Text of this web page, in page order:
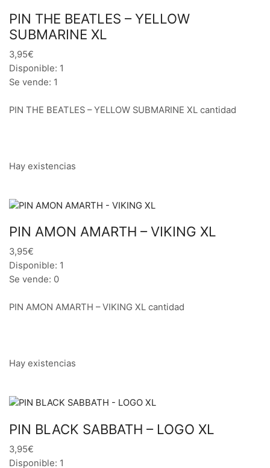
PIN THE BEATLES – YELLOW
SUBMARINE XL
3,95€
Disponible: 1
Se vende: 1
PIN THE BEATLES – YELLOW SUBMARINE XL cantidad
Hay existencias
PIN AMON AMARTH – VIKING XL
3,95€
Disponible: 1
Se vende: 0
PIN AMON AMARTH – VIKING XL cantidad
Hay existencias
PIN BLACK SABBATH – LOGO XL
3,95€
Disponible: 1